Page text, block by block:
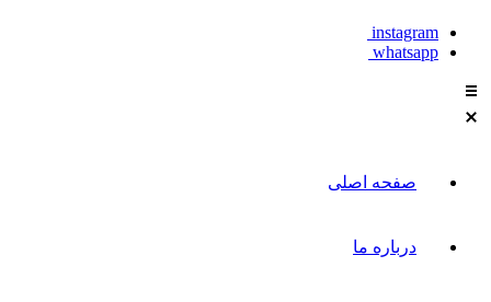
instagram
whatsapp
صفحه اصلی
درباره ما